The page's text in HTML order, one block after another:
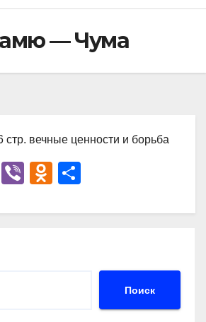
— Чума
стр. вечные ценности и борьба
T
Vi
er
O
n
р
ть
Поиск